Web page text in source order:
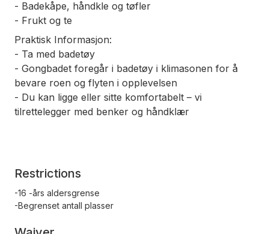
- Badekåpe, håndkle og tøfler
- Frukt og te
Praktisk Informasjon:
- Ta med badetøy
- Gongbadet foregår i badetøy i klimasonen for å
bevare roen og flyten i opplevelsen
- Du kan ligge eller sitte komfortabelt – vi
tilrettelegger med benker og håndklær
Restrictions
-16 -års aldersgrense
-Begrenset antall plasser